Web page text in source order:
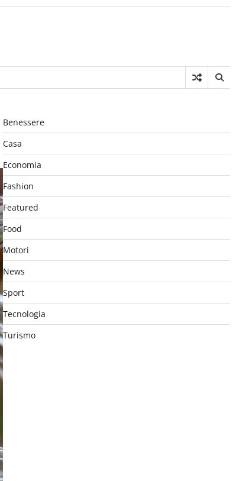
Benessere
Casa
Economia
Fashion
Featured
Food
Motori
News
Sport
Tecnologia
Turismo